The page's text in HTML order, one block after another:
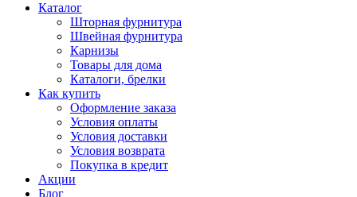
Каталог
Шторная фурнитура
Швейная фурнитура
Карнизы
Товары для дома
Каталоги, брелки
Как купить
Оформление заказа
Условия оплаты
Условия доставки
Условия возврата
Покупка в кредит
Акции
Блог